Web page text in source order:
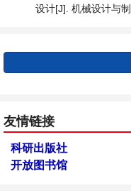
设计[J]. 机械设计与
友情链接
科研出版社
开放图书馆